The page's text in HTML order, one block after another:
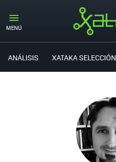
MENÚ
ANÁLISIS XATAKA SELECCIÓN